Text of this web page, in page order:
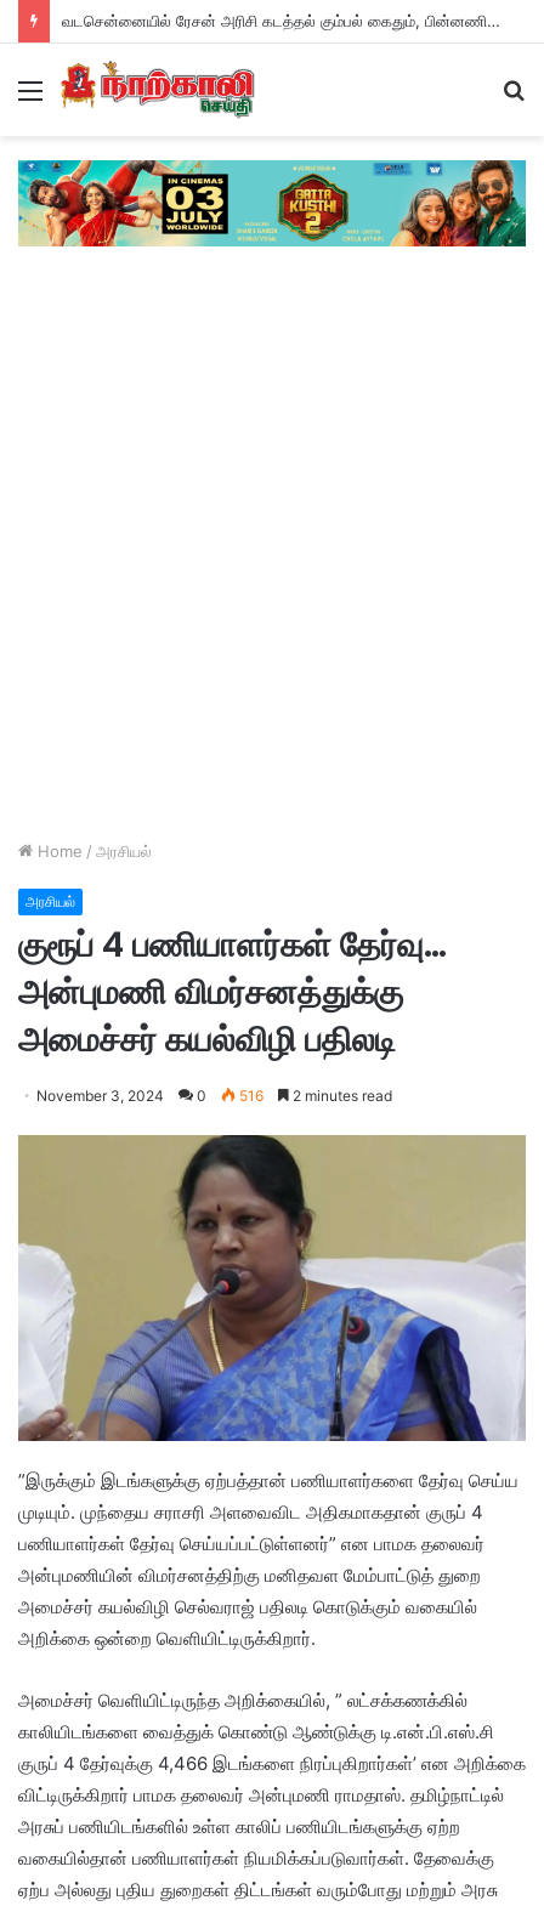
வடசென்னையில் ரேசன் அரிசி கடத்தல் கும்பல் கைதும், பின்னணியும் !
Menu
Home / அரசியல்
அரசியல்
குரூப் 4 பணியாளர்கள் தேர்வு…
அன்புமணி விமர்சனத்துக்கு
அமைச்சர் கயல்விழி பதிலடி
November 3, 2024 0 516 2 minutes read
”இருக்கும் இடங்களுக்கு ஏற்பத்தான் பணியாளர்களை தேர்வு செய்ய
முடியும். முந்தைய சராசரி அளவைவிட அதிகமாகதான் குருப் 4
பணியாளர்கள் தேர்வு செய்யப்பட்டுள்ளனர்” என பாமக தலைவர்
அன்புமணியின் விமர்சனத்திற்கு மனிதவள மேம்பாட்டுத் துறை
அமைச்சர் கயல்விழி செல்வராஜ் பதிலடி கொடுக்கும் வகையில்
அறிக்கை ஒன்றை வெளியிட்டிருக்கிறார்.
அமைச்சர் வெளியிட்டிருந்த அறிக்கையில், ” லட்சக்கணக்கில்
காலியிடங்களை வைத்துக் கொண்டு ஆண்டுக்கு டி.என்.பி.எஸ்.சி
குருப் 4 தேர்வுக்கு 4,466 இடங்களை நிரப்புகிறார்கள்’ என அறிக்கை
விட்டிருக்கிறார் பாமக தலைவர் அன்புமணி ராமதாஸ். தமிழ்நாட்டில்
அரசுப் பணியிடங்களில் உள்ள காலிப் பணியிடங்களுக்கு ஏற்ற
வகையில்தான் பணியாளர்கள் நியமிக்கப்படுவார்கள். தேவைக்கு
ஏற்ப அல்லது புதிய துறைகள் திட்டங்கள் வரும்போது மற்றும் அரசு